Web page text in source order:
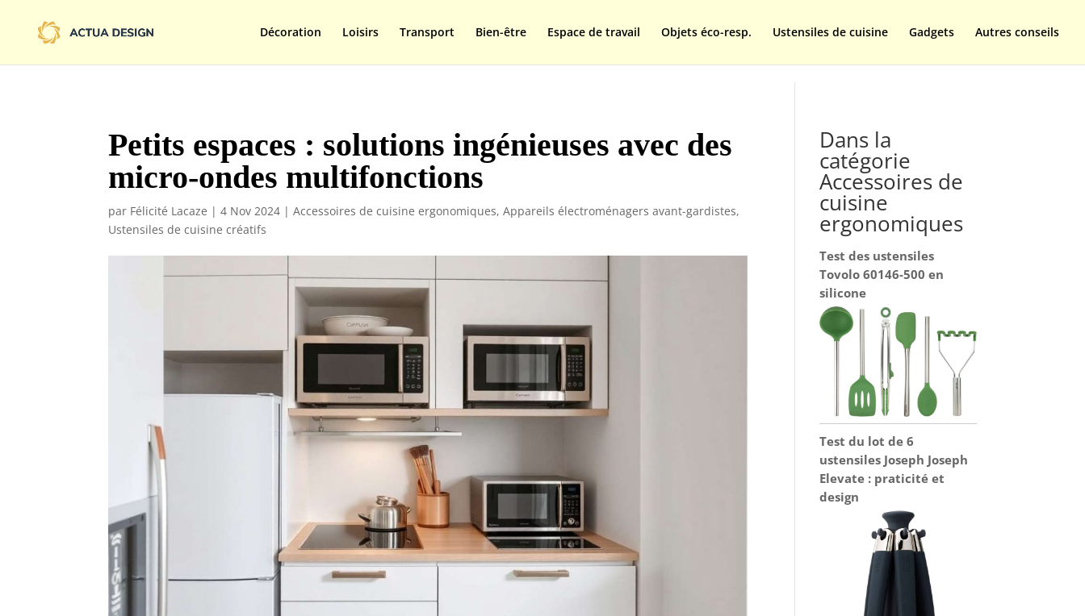
Décoration
Loisirs Transport Bien-être Espace de travail Objets éco-resp. Ustensiles de cuisine Gadgets Autres conseils
Petits espaces : solutions ingénieuses avec des
micro-ondes multifonctions
par Félicité Lacaze |4 Nov 2024 |Accessoires de cuisine ergonomiques,Appareils électroménagers avant-gardistes,
Ustensiles de cuisine créatifs
Dans la
catégorie
Accessoires de
cuisine
ergonomiques
Test des ustensiles
Tovolo 60146-500 en
silicone
Test du lot de 6
ustensiles Joseph Joseph
Elevate : praticité et
design